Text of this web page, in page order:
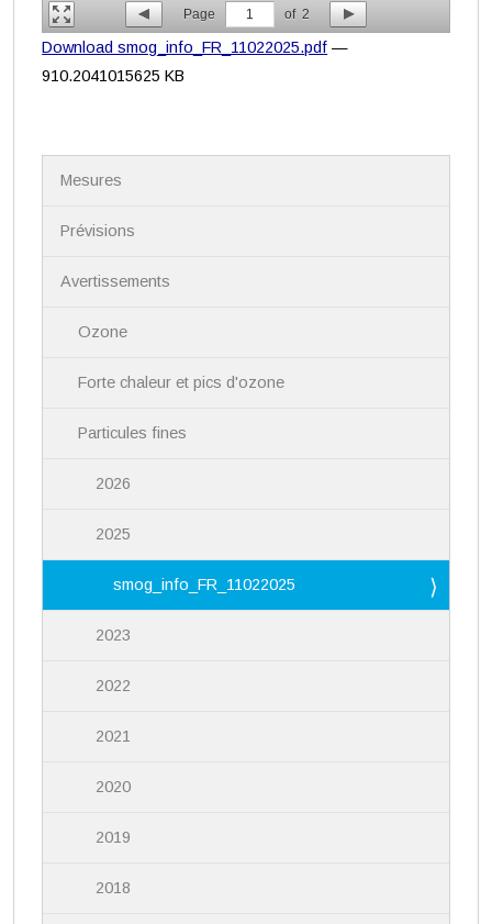
Page 1 of 2
Download smog_info_FR_11022025.pdf —
910.2041015625 KB
Mesures
Prévisions
Avertissements
Ozone
Forte chaleur et pics d'ozone
Particules fines
2026
2025
smog_info_FR_11022025
2023
2022
2021
2020
2019
2018